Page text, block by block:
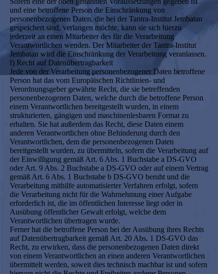
und eine betroffene Person die Einschränkung von
personenbezogenen Daten, die bei der Tantra-Institut Jembatan
gespeichert sind, verlangen möchte, kann sie sich hierzu
jederzeit an einen Mitarbeiter des für die Verarbeitung
Verantwortlichen wenden. Der Mitarbeiter der Tantra-Institut
Jembatan wird die Einschränkung der Verarbeitung veranlassen.
f) Recht auf Datenübertragbarkeit
Jede von der Verarbeitung personenbezogener Daten betroffene
Person hat das vom Europäischen Richtlinien- und
Verordnungsgeber gewährte Recht, die sie betreffenden
personenbezogenen Daten, welche durch die betroffene Person
einem Verantwortlichen bereitgestellt wurden, in einem
strukturierten, gängigen und maschinenlesbaren Format zu
erhalten. Sie hat außerdem das Recht, diese Daten einem
anderen Verantwortlichen ohne Behinderung durch den
Verantwortlichen, dem die personenbezogenen Daten
bereitgestellt wurden, zu übermitteln, sofern die Verarbeitung auf
der Einwilligung gemäß Art. 6 Abs. 1 Buchstabe a DS-GVO
oder Art. 9 Abs. 2 Buchstabe a DS-GVO oder auf einem Vertrag
gemäß Art. 6 Abs. 1 Buchstabe b DS-GVO beruht und die
Verarbeitung mithilfe automatisierter Verfahren erfolgt, sofern
die Verarbeitung nicht für die Wahrnehmung einer Aufgabe
erforderlich ist, die im öffentlichen Interesse liegt oder in
Ausübung öffentlicher Gewalt erfolgt, welche dem
Verantwortlichen übertragen wurde.
Ferner hat die betroffene Person bei der Ausübung ihres Rechts
auf Datenübertragbarkeit gemäß Art. 20 Abs. 1 DS-GVO das
Recht, zu erwirken, dass die personenbezogenen Daten direkt
von einem Verantwortlichen an einen anderen Verantwortlichen
übermittelt werden, soweit dies technisch machbar ist und sofern